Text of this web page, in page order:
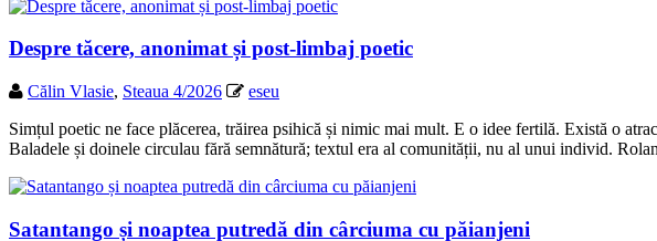
Despre tăcere, anonimat și post-limbaj poetic
Călin Vlasie, Steaua 4/2026
eseu
Simțul poetic ne face plăcerea, trăirea psihică și nimic mai mult. E o idee fertilă. Există o
Baladele și doinele circulau fără semnătură; textul era al comunității, nu al unui individ.
Satantango și noaptea putredă din cârciuma cu păianjeni